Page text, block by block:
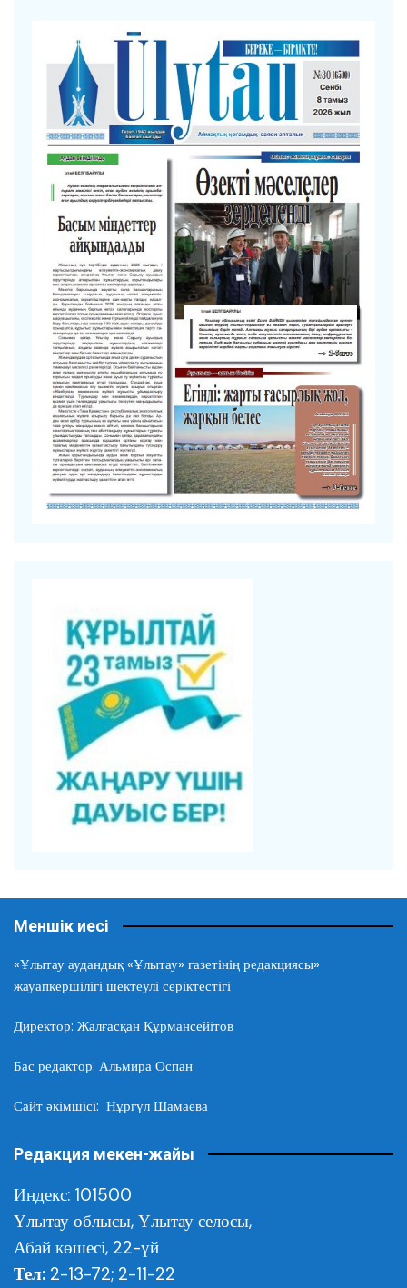
Меншік иесі
«Ұлытау аудандық «Ұлытау» газетінің редакциясы»
жауапкершілігі шектеулі серіктестігі
Директор: Жалғасқан Құрмансейітов
Бас редактор: Альмира Оспан
Сайт әкімшісі: Нұргүл Шамаева
Редакция мекен-жайы
Индекс: 101500
Ұлытау облысы, Ұлытау селосы,
Абай көшесі, 22-үй
Тел: 2-13-72; 2-11-22